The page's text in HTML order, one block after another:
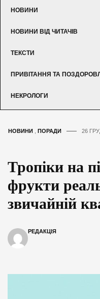
НОВИНИ
НОВИНИ ВІД ЧИТАЧІВ
ТЕКСТИ
ПРИВІТАННЯ ТА
НЕКРОЛОГИ
НОВИНИ ПОРАДИ 26
Тропіки на
фрукти
звичайній
РЕДАКЦІЯ